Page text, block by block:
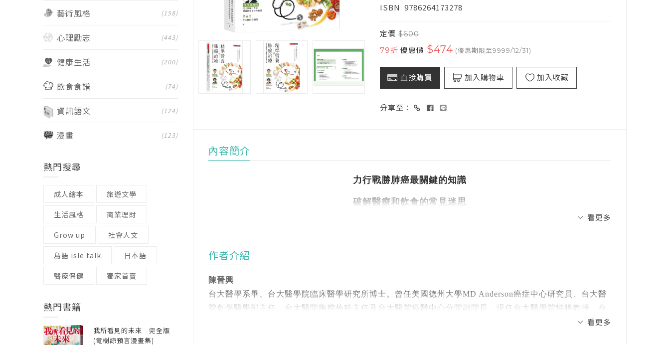
ISBN 9786264173278
定價$600
79折 優惠價 $474 (優惠期限至9999/12/31)
直接購買 加入購物車 加入收藏
分享至：
內容簡介
力行戰勝肺癌最關鍵的知識
破解醫療和飲食的常見迷思
亞洲肺癌手術權威陳晉興醫師 ╳ 營養科學權威許瑞芬教授
專業醫療解說與實用飲食方針，打造全方位肺癌精準營養指南
看更多
作者介紹
陳晉興
台大醫學系畢、台大醫學院臨床醫學研究所博士。曾任美國德州大學MD Anderson癌症中心研究員、台大醫
院創傷醫學部主任、台大醫院胸腔外科主任及台大醫院癌醫中心分院副院長。現任台大醫學院特聘教授、台
大醫學系外科教授兼主任、台大醫院外科部主任、台灣胸腔外科醫學會名譽理事長及台灣醫學會祕書長。看更多
藝術風格 (158)
心理勵志 (443)
健康生活 (200)
飲食食譜 (74)
資訊語文 (124)
漫畫 (123)
熱門搜尋
成人繪本 旅遊文學
生活風格 商業理財
Grow up 社會人文
島語 isle talk 日本語
醫療保健 獨家首賣
熱門書籍
我所看見的未來 完全版
(竜樹諒預言漫畫集)